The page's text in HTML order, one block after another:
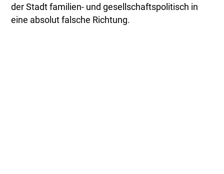
der Stadt familien- und gesellschaftspolitisch in
eine absolut falsche Richtung.